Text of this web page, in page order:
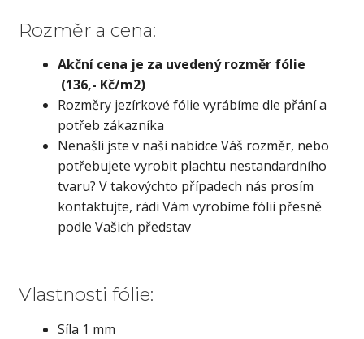
Rozměr a cena:
Akční cena je za uvedený rozměr fólie
(136,- Kč/m2)
Rozměry jezírkové fólie vyrábíme dle přání a
potřeb zákazníka
Nenašli jste v naší nabídce Váš rozměr, nebo
potřebujete vyrobit plachtu nestandardního
tvaru? V takovýchto případech nás prosím
kontaktujte, rádi Vám vyrobíme fólii přesně
podle Vašich představ
Vlastnosti fólie:
Síla 1 mm